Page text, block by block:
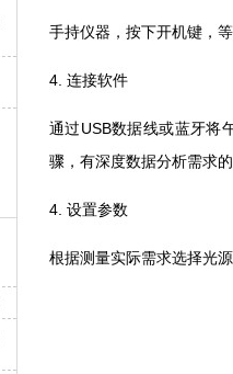
手持仪器，按下开机键
4. 连接软件
通过USB数据线或蓝牙将午夜
骤，有深度数据分析需
4. 设置参数
根据测量实际需求选择光源